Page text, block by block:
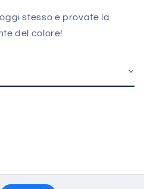
stesso e provate la
del colore!